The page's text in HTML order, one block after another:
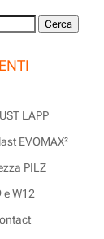
Cerca
LAPP
EVOMAX²
PILZ
e W12